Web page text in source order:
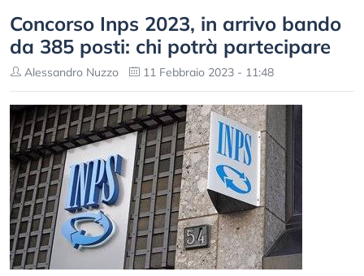
Concorso Inps 2023, in arrivo bando
da 385 posti: chi potrà partecipare
Alessandro Nuzzo 11 Febbraio 2023 - 11:48